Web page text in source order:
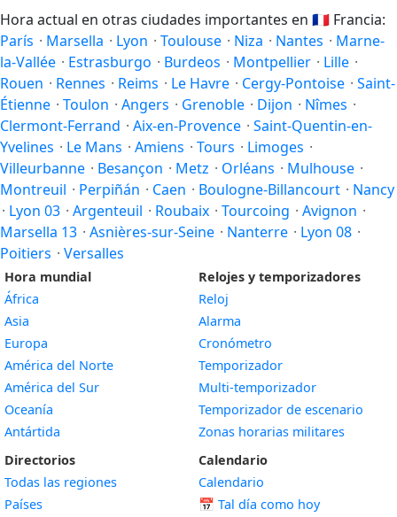
Hora actual en otras ciudades importantes en 🇫🇷 Francia:
París · Marsella · Lyon · Toulouse · Niza · Nantes · Marne-
la-Vallée · Estrasburgo · Burdeos · Montpellier · Lille ·
Rouen · Rennes · Reims · Le Havre · Cergy-Pontoise · Saint-
Étienne · Toulon · Angers · Grenoble · Dijon · Nîmes ·
Clermont-Ferrand · Aix-en-Provence · Saint-Quentin-en-
Yvelines · Le Mans · Amiens · Tours · Limoges ·
Villeurbanne · Besançon · Metz · Orléans · Mulhouse ·
Montreuil · Perpiñán · Caen · Boulogne-Billancourt · Nancy
· Lyon 03 · Argenteuil · Roubaix · Tourcoing · Avignon ·
Marsella 13 · Asnières-sur-Seine · Nanterre · Lyon 08 ·
Poitiers · Versalles
Hora mundial
África
Asia
Europa
América del Norte
América del Sur
Oceanía
Antártida
Directorios
Todas las regiones
Países
Relojes y temporizadores
Reloj
Alarma
Cronómetro
Temporizador
Multi-temporizador
Temporizador de escenario
Zonas horarias militares
Calendario
Calendario
📅 Tal día como hoy